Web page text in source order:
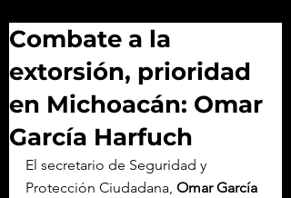
Combate a la
extorsión, prioridad
en Michoacán: Omar
García Harfuch
El secretario de Seguridad y
Protección Ciudadana, Omar García